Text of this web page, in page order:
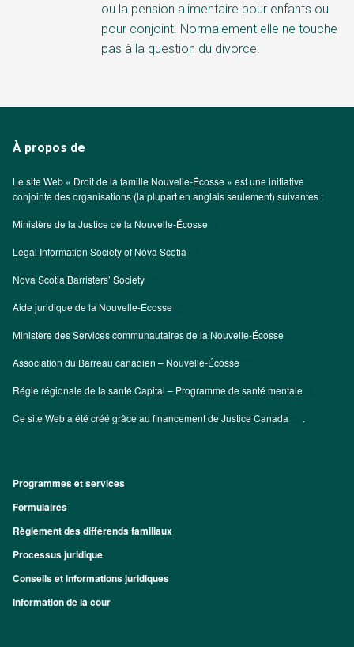
ou la pension alimentaire pour enfants ou
pour conjoint. Normalement elle ne touche
pas à la question du divorce.
À propos de
Le site Web « Droit de la famille Nouvelle-Écosse » est une initiative
conjointe des organisations (la plupart en anglais seulement) suivantes :
Ministère de la Justice de la Nouvelle-Écosse
Legal Information Society of Nova Scotia
Nova Scotia Barristers’ Society
Aide juridique de la Nouvelle-Écosse
Ministère des Services communautaires de la Nouvelle-Écosse
Association du Barreau canadien – Nouvelle-Écosse
Régie régionale de la santé Capital – Programme de santé mentale
Ce site Web a été créé grâce au financement deJustice Canada .
Footer
Programmes et services
Formulaires
Règlement des différends familiaux
Processus juridique
Conseils et informations juridiques
Information de la cour